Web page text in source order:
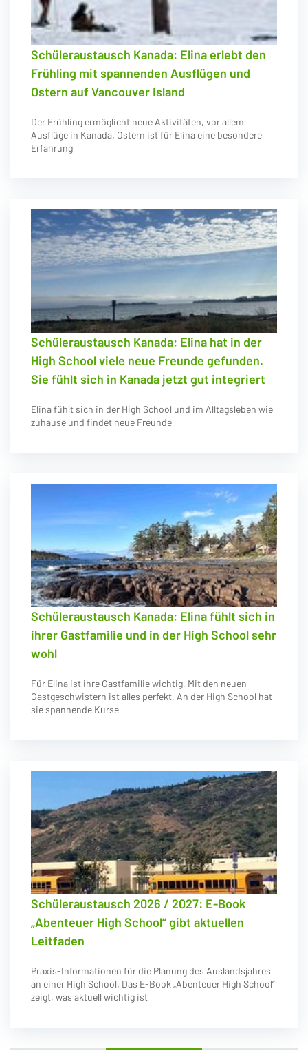
Schüleraustausch Kanada: Elina erlebt den
Frühling mit spannenden Ausflügen und
Ostern auf Vancouver Island
Der Frühling ermöglicht neue Aktivitäten, vor allem
Ausflüge in Kanada. Ostern ist für Elina eine besondere
Erfahrung
Schüleraustausch Kanada: Elina hat in der
High School viele neue Freunde gefunden.
Sie fühlt sich in Kanada jetzt gut integriert
Elina fühlt sich in der High School und im Alltagsleben wie
zuhause und findet neue Freunde
Schüleraustausch Kanada: Elina fühlt sich in
ihrer Gastfamilie und in der High School sehr
wohl
Für Elina ist ihre Gastfamilie wichtig. Mit den neuen
Gastgeschwistern ist alles perfekt. An der High School hat
sie spannende Kurse
Schüleraustausch 2026 / 2027: E-Book
„Abenteuer High School“ gibt aktuellen
Leitfaden
Praxis-Informationen für die Planung des Auslandsjahres
an einer High School. Das E-Book „Abenteuer High School“
zeigt, was aktuell wichtig ist